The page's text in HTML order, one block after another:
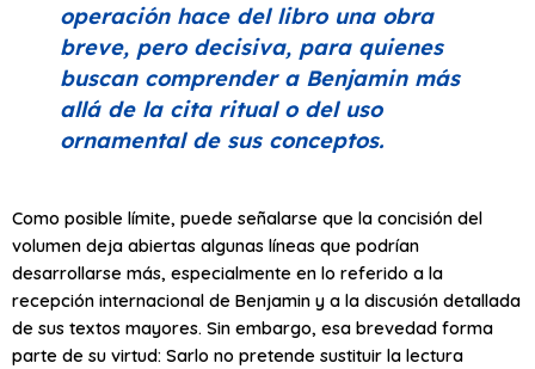
operación hace del libro una obra
breve, pero decisiva, para quienes
buscan comprender a Benjamin más
allá de la cita ritual o del uso
ornamental de sus conceptos.
Como posible límite, puede señalarse que la concisión del
volumen deja abiertas algunas líneas que podrían
desarrollarse más, especialmente en lo referido a la
recepción internacional de Benjamin y a la discusión detallada
de sus textos mayores. Sin embargo, esa brevedad forma
parte de su virtud: Sarlo no pretende sustituir la lectura